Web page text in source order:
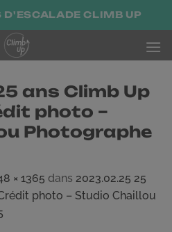
D'ESCALADE CLIMB UP
ans Climb Up
photo –
Photographe
× 1365 dans 2023.02.25 25
photo – Studio Chaillou